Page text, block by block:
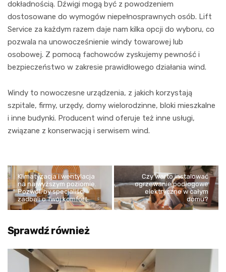
dokładnością. Dźwigi mogą być z powodzeniem
dostosowane do wymogów niepełnosprawnych osób. Lift
Service za każdym razem daje nam kilka opcji do wyboru, co
pozwala na unowocześnienie windy towarowej lub
osobowej. Z pomocą fachowców zyskujemy pewność i
bezpieczeństwo w zakresie prawidłowego działania wind.
Windy to nowoczesne urządzenia, z jakich korzystają
szpitale, firmy, urzędy, domy wielorodzinne, bloki mieszkalne
i inne budynki. Producent wind oferuje też inne usługi,
związane z konserwacją i serwisem wind.
Klimatyzacja i wentylacja
na najwyższym poziomie.
Pozwól, by specjaliści
zadbali o Twój komfort
Czy warto instalować
ogrzewanie podłogowe
elektryczne w całym
domu?
Sprawdź również